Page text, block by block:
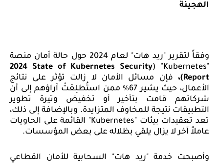
الهجينة
وفقاً لتقرير "ريد هات" لعام 2024 حول حالة أمان
منصة
"
Kubernetes
" (
2024 State of Kubernetes Security
Report
)، فإن مسائل الأمان لا زالت تؤثر
على نتائج
الأعمال، حيث يشير 67٪
ممن استُطلِعَتْ آراؤهمإلى أن
شركاتهم قامت بتأخير أو تخفيض وتيرة تطوير
التطبيقات نتيجة للمخاوف المتزايدة. وبالإضافة إلى ذلك،
تعد تعقيدات بيئات "
Kubernetes
" القائمة على الحاويات
عاملاً آخر لا يزال يلقي بظلاله على بعض المؤسسات.
وأصبحت خدمة"ريد هات" السحابيةللأمان القطاعي